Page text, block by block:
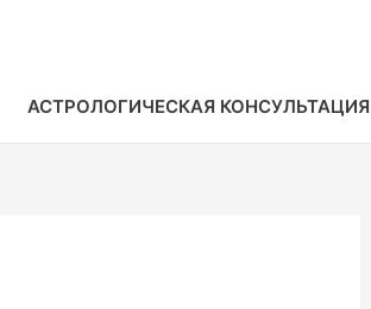
АСТРОЛОГИЧЕСКАЯ КОНСУЛЬТАЦИЯ